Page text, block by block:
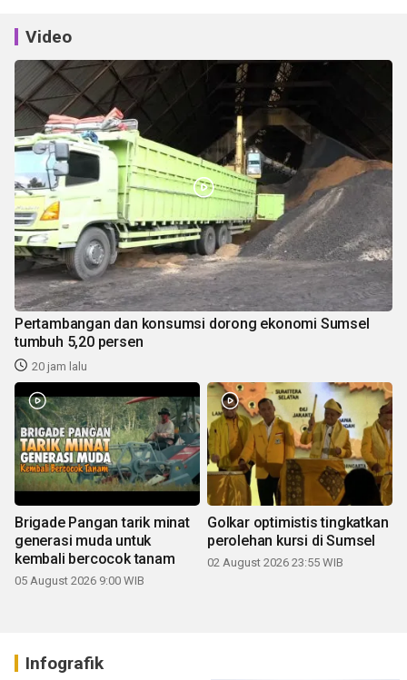
Video
Pertambangan dan konsumsi dorong ekonomi Sumsel
tumbuh 5,20 persen
20 jam lalu
Brigade Pangan tarik minat
generasi muda untuk
kembali bercocok tanam
05 August 2026 9:00 WIB
Golkar optimistis tingkatkan
perolehan kursi di Sumsel
02 August 2026 23:55 WIB
Infografik